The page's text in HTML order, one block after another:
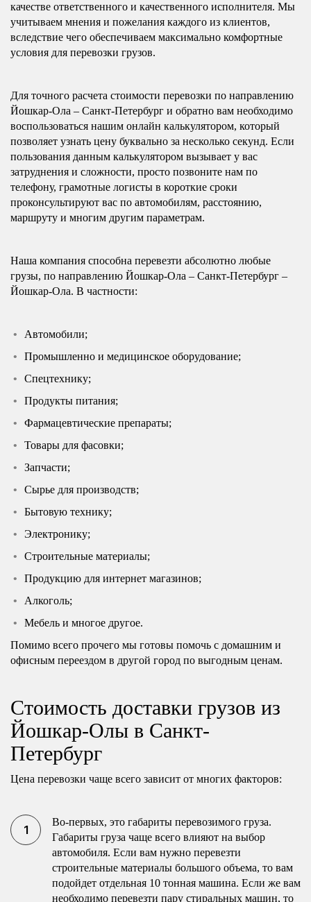
качестве ответственного и качественного исполнителя. Мы
учитываем мнения и пожелания каждого из клиентов,
вследствие чего обеспечиваем максимально комфортные
условия для перевозки грузов.
Для точного расчета стоимости перевозки по направлению
Йошкар-Ола – Санкт-Петербург и обратно вам необходимо
воспользоваться нашим онлайн калькулятором, который
позволяет узнать цену буквально за несколько секунд. Если
пользования данным калькулятором вызывает у вас
затруднения и сложности, просто позвоните нам по
телефону, грамотные логисты в короткие сроки
проконсультируют вас по автомобилям, расстоянию,
маршруту и многим другим параметрам.
Наша компания способна перевезти абсолютно любые
грузы, по направлению Йошкар-Ола – Санкт-Петербург –
Йошкар-Ола. В частности:
Автомобили;
Промышленно и медицинское оборудование;
Спецтехнику;
Продукты питания;
Фармацевтические препараты;
Товары для фасовки;
Запчасти;
Сырье для производств;
Бытовую технику;
Электронику;
Строительные материалы;
Продукцию для интернет магазинов;
Алкоголь;
Мебель и многое другое.
Помимо всего прочего мы готовы помочь с домашним и
офисным переездом в другой город по выгодным ценам.
Стоимость доставки грузов из
Йошкар-Олы в Санкт-
Петербург
Цена перевозки чаще всего зависит от многих факторов:
Во-первых, это габариты перевозимого груза.
Габариты груза чаще всего влияют на выбор
автомобиля. Если вам нужно перевезти
строительные материалы большого объема, то вам
подойдет отдельная 10 тонная машина. Если же вам
необходимо перевезти пару стиральных машин, то